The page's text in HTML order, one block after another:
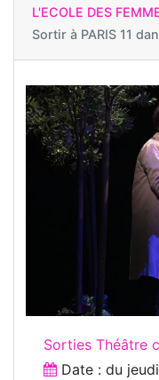
L'ECOLE DES
Sortir à PARIS 11
Sorties Théâtre
Date : du